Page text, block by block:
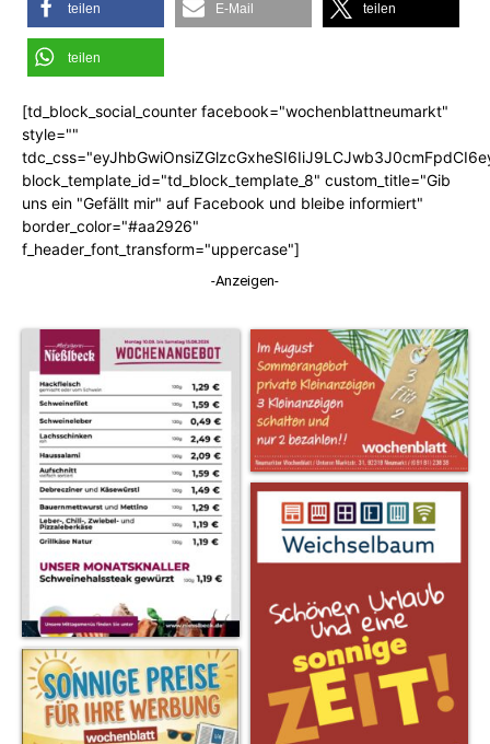
teilen E-Mail teilen
teilen
[td_block_social_counter facebook="wochenblattneumarkt"
style=""
block_template_id="td_block_template_8" custom_title="Gib
uns ein "Gefällt mir" auf Facebook und bleibe informiert"
border_color="#aa2926"
f_header_font_transform="uppercase"]
-Anzeigen-